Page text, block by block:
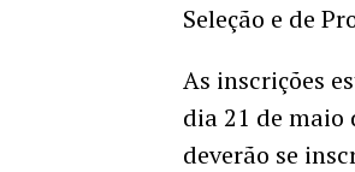
Seleção e de
As inscrições
dia 21 de maio
deverão se